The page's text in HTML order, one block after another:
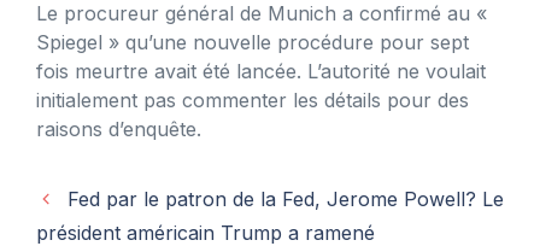
Le procureur général de Munich a confirmé au «
Spiegel » qu’une nouvelle procédure pour sept
fois meurtre avait été lancée. L’autorité ne voulait
initialement pas commenter les détails pour des
raisons d’enquête.
Fed par le patron de la Fed, Jerome Powell? Le
président américain Trump a ramené